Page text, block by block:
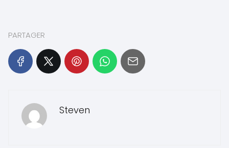
PARTAGER
Steven